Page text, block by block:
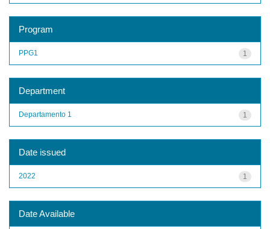
Program
1
PPG1
Department
1
Departamento 1
Date issued
1
2022
Date Available